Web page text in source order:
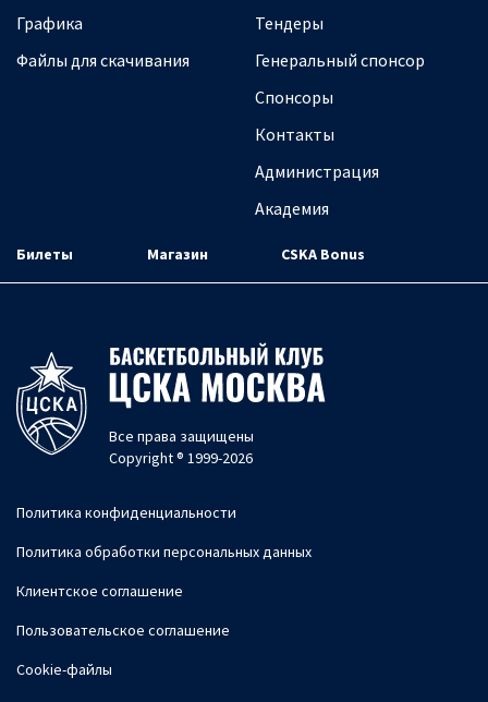
Графика
Файлы для скачивания
Тендеры
Генеральный спонсор
Спонсоры
Контакты
Администрация
Академия
Билеты Магазин CSKA Bonus
Все права защищены
Copyright ® 1999-2026
Политика конфиденциальности
Политика обработки персональных данных
Клиентское соглашение
Пользовательское соглашение
Cookie-файлы